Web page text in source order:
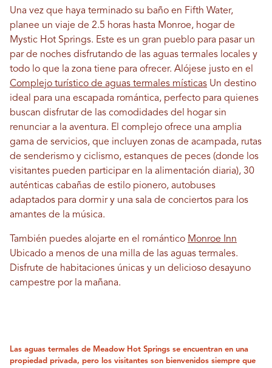
Una vez que haya terminado su baño en Fifth Water,
planee un viaje de 2.5 horas hasta Monroe, hogar de
Mystic Hot Springs. Este es un gran pueblo para pasar un
par de noches disfrutando de las aguas termales locales y
todo lo que la zona tiene para ofrecer. Alójese justo en el
Complejo turístico de aguas termales místicas Un destino
ideal para una escapada romántica, perfecto para quienes
buscan disfrutar de las comodidades del hogar sin
renunciar a la aventura. El complejo ofrece una amplia
gama de servicios, que incluyen zonas de acampada, rutas
de senderismo y ciclismo, estanques de peces (donde los
visitantes pueden participar en la alimentación diaria), 30
auténticas cabañas de estilo pionero, autobuses
adaptados para dormir y una sala de conciertos para los
amantes de la música.
También puedes alojarte en el romántico Monroe Inn
Ubicado a menos de una milla de las aguas termales.
Disfrute de habitaciones únicas y un delicioso desayuno
campestre por la mañana.
Las aguas termales de Meadow Hot Springs se encuentran en una
propiedad privada, pero los visitantes son bienvenidos siempre que